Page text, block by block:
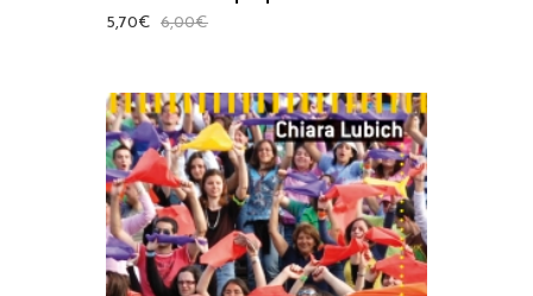
6,00€
5,70€